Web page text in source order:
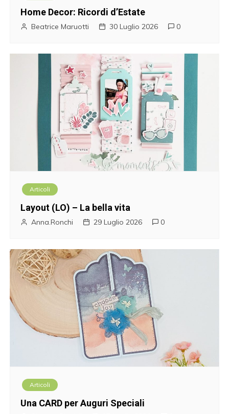
Home Decor: Ricordi d’Estate
Beatrice Maruotti 30 Luglio 2026 0
Articoli
Layout (LO) – La bella vita
Anna.Ronchi 29 Luglio 2026 0
Articoli
Una CARD per Auguri Speciali